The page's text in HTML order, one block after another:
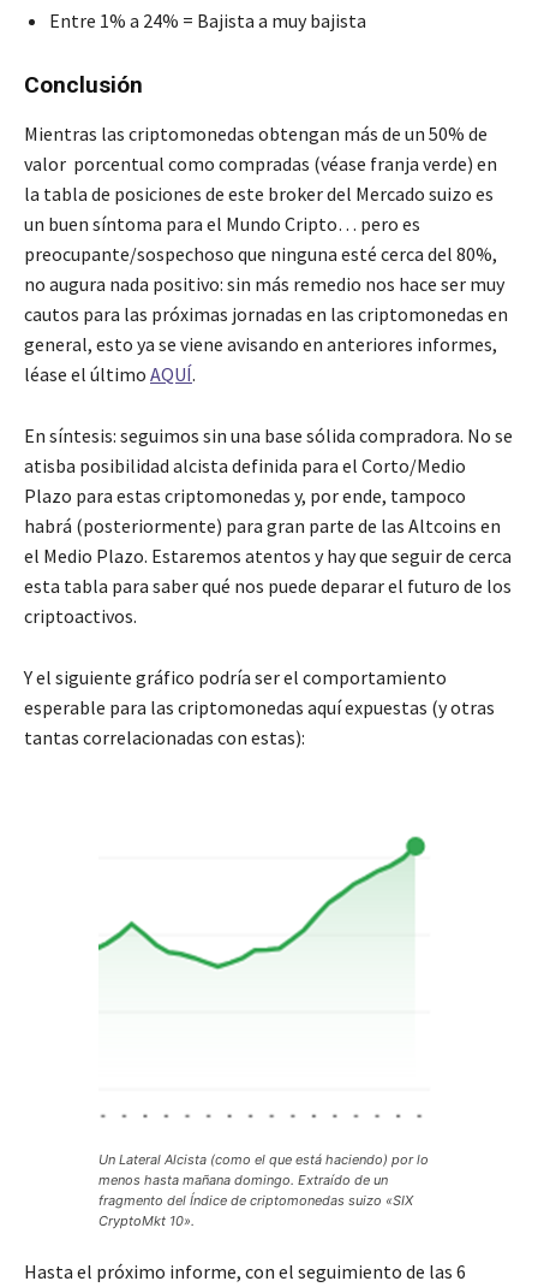
Entre 1% a 24% = Bajista a muy bajista
Conclusión
Mientras las criptomonedas obtengan más de un 50% de
valor porcentual como compradas (véase franja verde) en
la tabla de posiciones de este broker del Mercado suizo es
un buen síntoma para el Mundo Cripto… pero es
preocupante/sospechoso que ninguna esté cerca del 80%,
no augura nada positivo: sin más remedio nos hace ser muy
cautos para las próximas jornadas en las criptomonedas en
general, esto ya se viene avisando en anteriores informes,
léase el último AQUÍ.
En síntesis: seguimos sin una base sólida compradora. No se
atisba posibilidad alcista definida para el Corto/Medio
Plazo para estas criptomonedas y, por ende, tampoco
habrá (posteriormente) para gran parte de las Altcoins en
el Medio Plazo. Estaremos atentos y hay que seguir de cerca
esta tabla para saber qué nos puede deparar el futuro de los
criptoactivos.
Y el siguiente gráfico podría ser el comportamiento
esperable para las criptomonedas aquí expuestas (y otras
tantas correlacionadas con estas):
Un Lateral Alcista (como el que está haciendo) por lo
menos hasta mañana domingo. Extraído de un
fragmento del Índice de criptomonedas suizo «SIX
CryptoMkt 10».
Hasta el próximo informe, con el seguimiento de las 6